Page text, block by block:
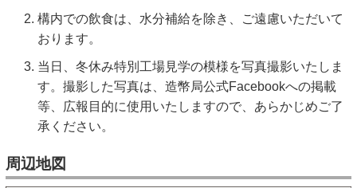
構内での飲食は、水分補給を除き、ご遠慮いただいて
おります。
当日、冬休み特別工場見学の模様を写真撮影いたしま
す。撮影した写真は、造幣局公式Facebookへの掲載
等、広報目的に使用いたしますので、あらかじめご了
承ください。
周辺地図